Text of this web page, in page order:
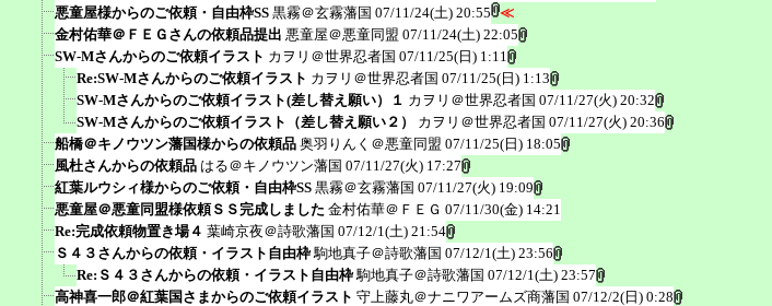
悪童屋様からのご依頼・自由枠SS 黒霧＠玄霧藩国 07/11/24(土) 20:55 ≪
金村佑華＠ＦＥＧさんの依頼品提出 悪童屋＠悪童同盟 07/11/24(土) 22:05
SW-Mさんからのご依頼イラスト カヲリ＠世界忍者国 07/11/25(日) 1:11
Re:SW-Mさんからのご依頼イラスト カヲリ＠世界忍者国 07/11/25(日) 1:13
SW-Mさんからのご依頼イラスト(差し替え願い）１ カヲリ＠世界忍者国 07/11/27(火) 20:32
SW-Mさんからのご依頼イラスト（差し替え願い２）
カヲリ＠世界忍者国 07/11/27(火) 20:36
船橋＠キノウツン藩国様からの依頼品 奥羽りんく＠悪童同盟 07/11/25(日) 18:05
風杜さんからの依頼品 はる＠キノウツン藩国 07/11/27(火) 17:27
紅葉ルウシィ様からのご依頼・自由枠SS 黒霧＠玄霧藩国 07/11/27(火) 19:09
悪童屋＠悪童同盟様依頼ＳＳ完成しました 金村佑華＠ＦＥＧ 07/11/30(金) 14:21
Re:完成依頼物置き場４ 葉崎京夜＠詩歌藩国 07/12/1(土) 21:54
Ｓ４３さんからの依頼・イラスト自由枠 駒地真子＠詩歌藩国 07/12/1(土) 23:56
Re:Ｓ４３さんからの依頼・イラスト自由枠 駒地真子＠詩歌藩国 07/12/1(土) 23:57
高神喜一郎＠紅葉国さまからのご依頼イラスト 守上藤丸＠ナニワアームズ商藩国 07/12/2(日) 0:28